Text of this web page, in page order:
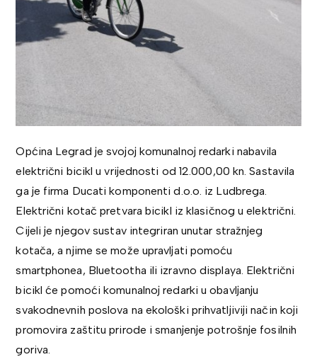
Općina Legrad je svojoj komunalnoj redarki nabavila
električni bicikl u vrijednosti od 12.000,00 kn. Sastavila
ga je firma Ducati komponenti d.o.o. iz Ludbrega.
Električni kotač pretvara bicikl iz klasičnog u električni.
Cijeli je njegov sustav integriran unutar stražnjeg
kotača, a njime se može upravljati pomoću
smartphonea, Bluetootha ili izravno displaya. Električni
bicikl će pomoći komunalnoj redarki u obavljanju
svakodnevnih poslova na ekološki prihvatljiviji način koji
promovira zaštitu prirode i smanjenje potrošnje fosilnih
goriva.